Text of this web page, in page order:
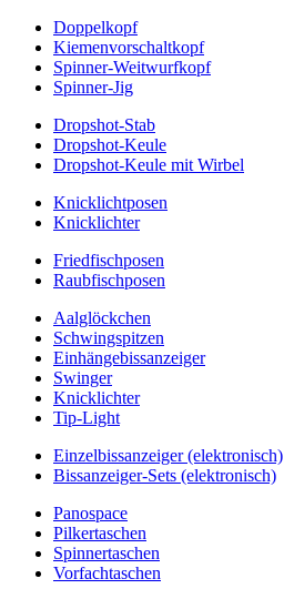
Doppelkopf
Kiemenvorschaltkopf
Spinner-Weitwurfkopf
Spinner-Jig
Dropshot-Stab
Dropshot-Keule
Dropshot-Keule mit Wirbel
Knicklichtposen
Knicklichter
Friedfischposen
Raubfischposen
Aalglöckchen
Schwingspitzen
Einhängebissanzeiger
Swinger
Knicklichter
Tip-Light
Einzelbissanzeiger (elektronisch)
Bissanzeiger-Sets (elektronisch)
Panospace
Pilkertaschen
Spinnertaschen
Vorfachtaschen